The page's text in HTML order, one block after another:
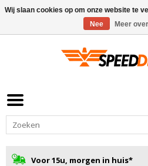
Voor 15u, morgen in huis*
Wij slaan cookies op om onze website te
Nee
Meer